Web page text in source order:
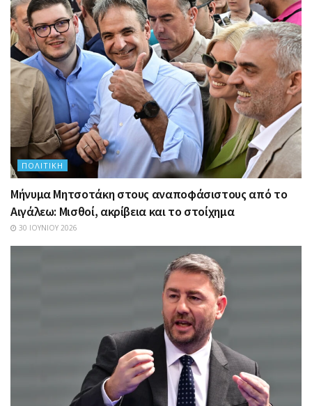
ΠΟΛΙΤΙΚΉ
Μήνυμα Μητσοτάκη στους αναποφάσιστους από το
Αιγάλεω: Μισθοί, ακρίβεια και το στοίχημα
30 ΙΟΥΝΊΟΥ 2026